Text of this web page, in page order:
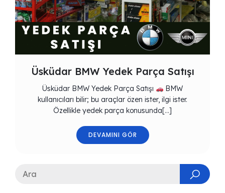
Üsküdar BMW Yedek Parça Satışı
Üsküdar BMW Yedek Parça Satışı
BMW
kullanıcıları bilir; bu araçlar özen ister, ilgi ister.
Özellikle yedek parça konusunda[…]
DEVAMINI GÖR